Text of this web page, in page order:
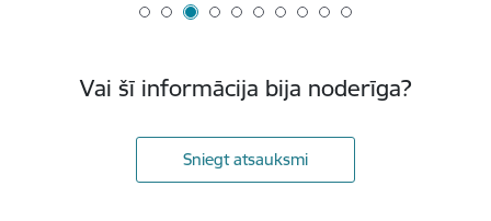
Vai šī informācija bija noderīga?
Sniegt atsauksmi